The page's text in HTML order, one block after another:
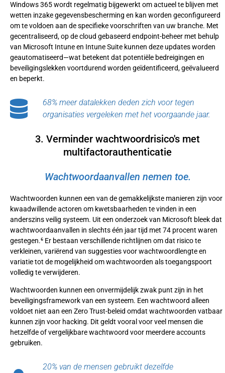
Windows 365 wordt regelmatig bijgewerkt om actueel te blijven met
wetten inzake gegevensbescherming en kan worden geconfigureerd
om te voldoen aan de specifieke voorschriften van uw branche. Met
gecentraliseerd, op de cloud gebaseerd endpoint-beheer met behulp
van Microsoft Intune en Intune Suite kunnen deze updates worden
geautomatiseerd—wat betekent dat potentiële bedreigingen en
beveiligingslekken voortdurend worden geïdentificeerd, geëvalueerd
en beperkt.
68% meer datalekken deden zich voor tegen
organisaties vergeleken met het voorgaande jaar.
3. Verminder wachtwoordrisico's met
multifactorauthenticatie
Wachtwoordaanvallen nemen toe.
Wachtwoorden kunnen een van de gemakkelijkste manieren zijn voor
kwaadwillende actoren om kwetsbaarheden te vinden in een
anderszins veilig systeem. Uit een onderzoek van Microsoft bleek dat
wachtwoordaanvallen in slechts één jaar tijd met 74 procent waren
gestegen.⁶ Er bestaan verschillende richtlijnen om dat risico te
verkleinen, variërend van suggesties voor wachtwoordlengte en
variatie tot de mogelijkheid om wachtwoorden als toegangspoort
volledig te verwijderen.
Wachtwoorden kunnen een onvermijdelijk zwak punt zijn in het
beveiligingsframework van een systeem. Een wachtwoord alleen
voldoet niet aan een Zero Trust-beleid omdat wachtwoorden vatbaar
kunnen zijn voor hacking. Dit geldt vooral voor veel mensen die
hetzelfde of vergelijkbare wachtwoord voor meerdere accounts
gebruiken.
20% van de mensen gebruikt dezelfde